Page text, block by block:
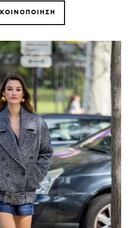
ΚΟΙΝΟΠΟΊΗΣΗ